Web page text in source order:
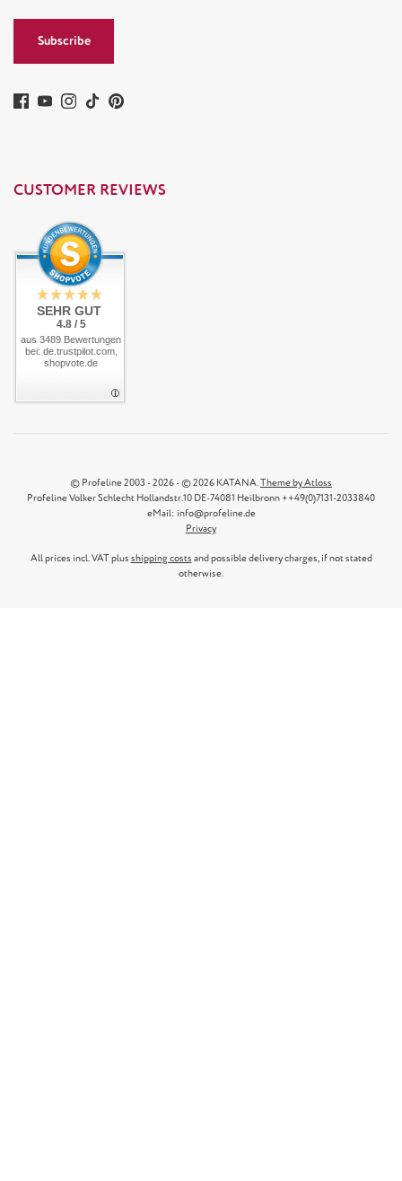
Subscribe
CUSTOMER REVIEWS
SEHR GUT
4.8 / 5
aus 3489 Bewertungen
bei: de.trustpilot.com,
shopvote.de
© Profeline 2003 - 2026 - © 2026 KATANA.Theme by Atloss
Profeline Volker Schlecht Hollandstr.10 DE-74081 Heilbronn ++49(0)7131-2033840
eMail: info@profeline.de
Privacy
All prices incl. VAT plus shipping costs and possible delivery charges, if not stated
otherwise.